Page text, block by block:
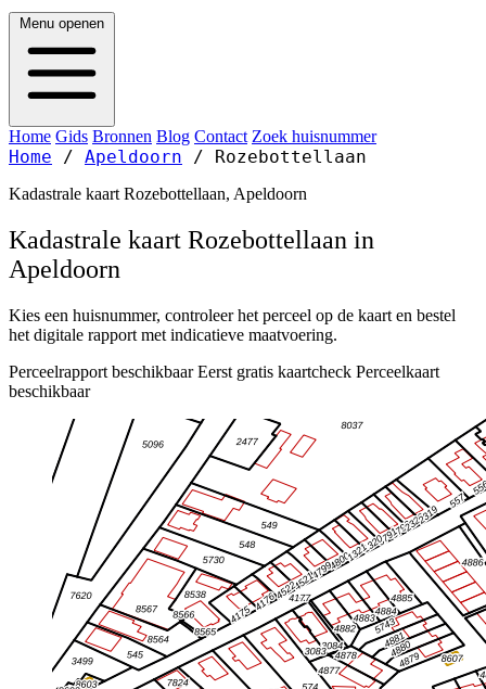
Menu openen
Home Gids Bronnen Blog Contact Zoek huisnummer
Home / Apeldoorn / Rozebottellaan
Kadastrale kaart Rozebottellaan, Apeldoorn
Kadastrale kaart Rozebottellaan in
Apeldoorn
Kies een huisnummer, controleer het perceel op de kaart en bestel
het digitale rapport met indicatieve maatvoering.
Perceelrapport beschikbaar Eerst gratis kaartcheck Perceelkaart
beschikbaar